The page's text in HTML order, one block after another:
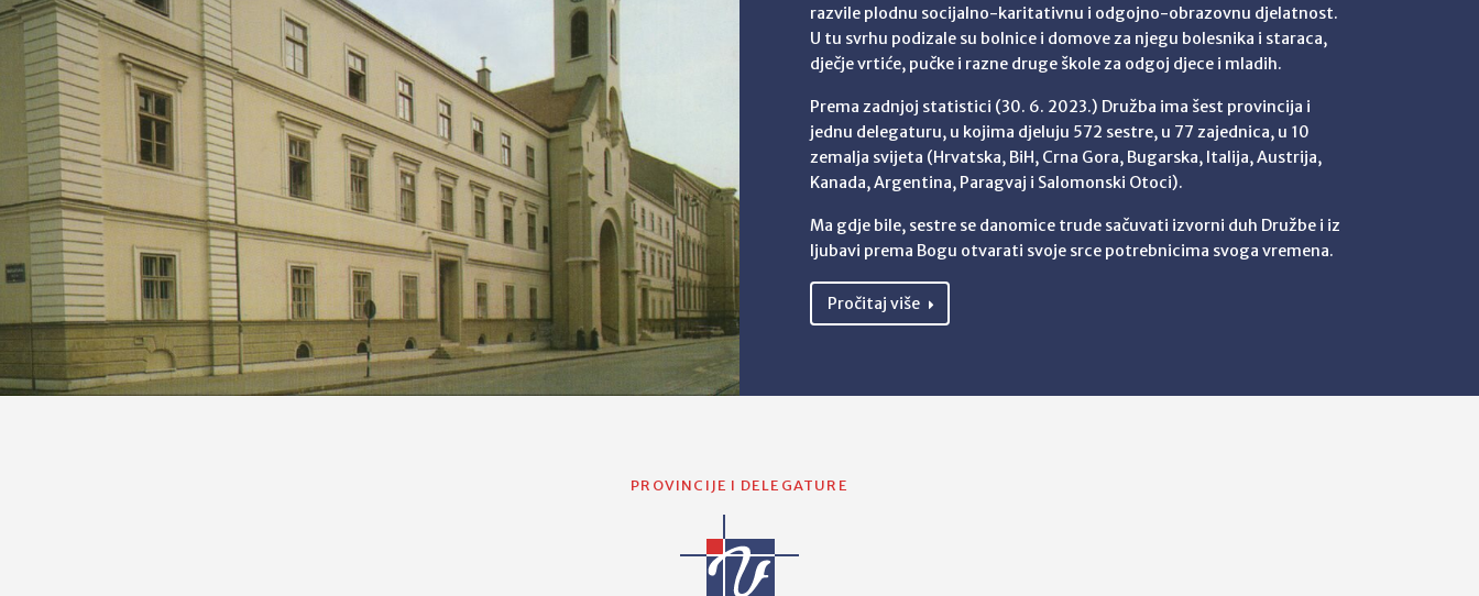
razvile plodnu socijalno-karitativnu i odgojno-obrazovnu djelatnost.
U tu svrhu podizale su bolnice i domove za njegu bolesnika i staraca,
dječje vrtiće, pučke i razne druge škole za odgoj djece i mladih.
Prema zadnjoj statistici (30. 6. 2023.) Družba ima šest provincija i
jednu delegaturu, u kojima djeluju 572 sestre, u 77 zajednica, u 10
zemalja svijeta (Hrvatska, BiH, Crna Gora, Bugarska, Italija, Austrija,
Kanada, Argentina, Paragvaj i Salomonski Otoci).
Ma gdje bile, sestre se danomice trude sačuvati izvorni duh Družbe i iz
ljubavi prema Bogu otvarati svoje srce potrebnicima svoga vremena.
Pročitaj više
PROVINCIJE I DELEGATURE